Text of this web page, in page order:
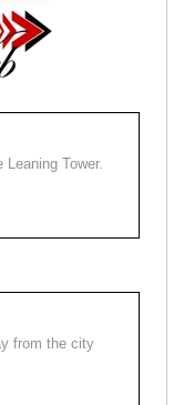
Tower.
from the city